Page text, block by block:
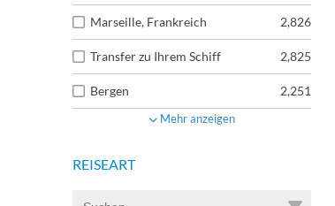
Marseille, Frankreich 2,826
Transfer zu Ihrem Schiff 2,825
Bergen 2,251
Mehr anzeigen
REISEART